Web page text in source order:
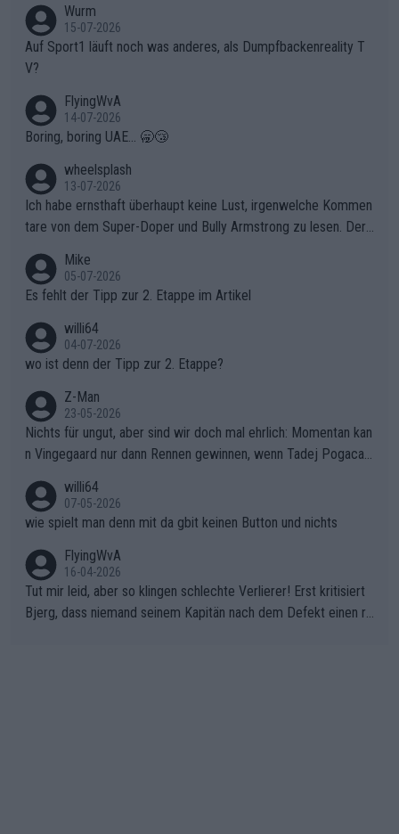
Wurm
15-07-2026
Auf Sport1 läuft noch was anderes, als Dumpfbackenreality T
V?
FlyingWvA
14-07-2026
Boring, boring UAE... 🥱😴
wheelsplash
13-07-2026
Ich habe ernsthaft überhaupt keine Lust, irgenwelche Kommen
tare von dem Super-Doper und Bully Armstrong zu lesen. Der
r die gehört nicht in dieses Medium!
Mike
05-07-2026
Es fehlt der Tipp zur 2. Etappe im Artikel
willi64
04-07-2026
wo ist denn der Tipp zur 2. Etappe?
Z-Man
23-05-2026
Nichts für ungut, aber sind wir doch mal ehrlich: Momentan kan
n Vingegaard nur dann Rennen gewinnen, wenn Tadej Pogacar
willi64
07-05-2026
wie spielt man denn mit da gbit keinen Button und nichts
FlyingWvA
16-04-2026
Tut mir leid, aber so klingen schlechte Verlierer! Erst kritisiert
Bjerg, dass niemand seinem Kapitän nach dem Defekt einen ro